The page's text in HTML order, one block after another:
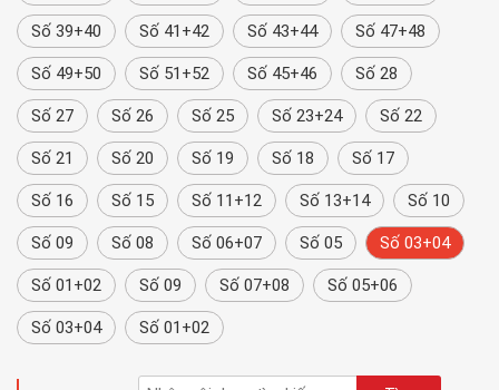
Số 39+40 Số 41+42 Số 43+44 Số 47+48
Số 49+50 Số 51+52 Số 45+46 Số 28
Số 27 Số 26 Số 25 Số 23+24 Số 22
Số 21 Số 20 Số 19 Số 18 Số 17
Số 16 Số 15 Số 11+12 Số 13+14 Số 10
Số 09 Số 08 Số 06+07 Số 05 Số 03+04
Số 01+02 Số 09 Số 07+08 Số 05+06
Số 03+04 Số 01+02